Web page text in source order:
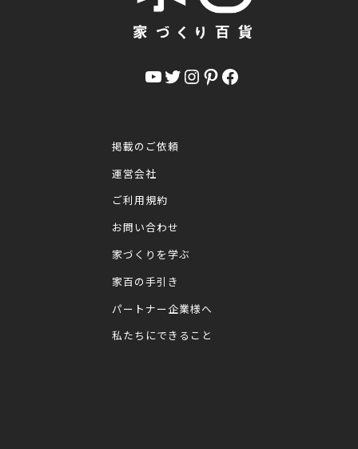
YouTube Twitter InstagramPinterest Facebook
掲載のご依頼
運営会社
ご利用規約
お問い合わせ
家づくりを学ぶ
家百の手引き
パートナー企業様へ
私たちにできること